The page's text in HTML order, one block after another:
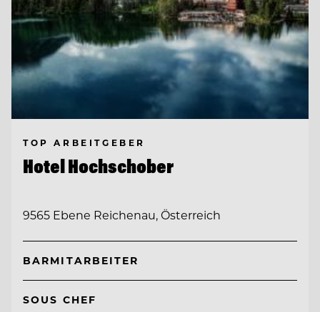
TOP ARBEITGEBER
Hotel Hochschober
9565 Ebene Reichenau, Österreich
BARMITARBEITER
SOUS CHEF